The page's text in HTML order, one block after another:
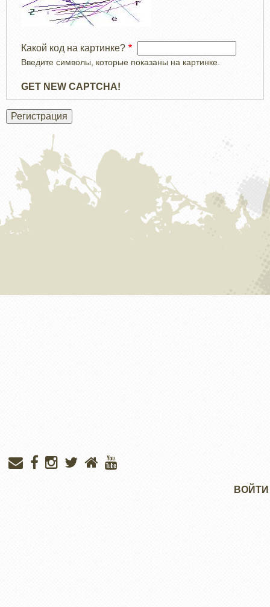
Какой код на картинке?
Введите символы, которые показаны на картинке.
GET NEW CAPTCHA!
ВОЙТИ